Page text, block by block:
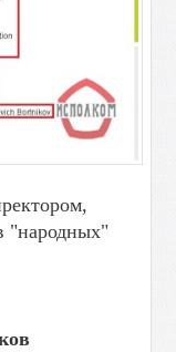
"народных"